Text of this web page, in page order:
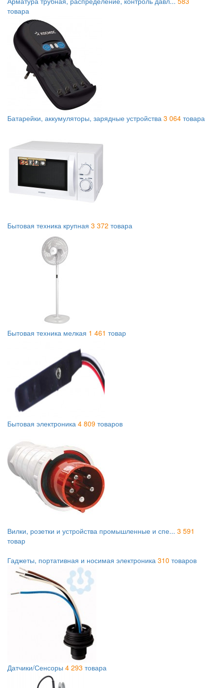
товара
Батарейки, аккумуляторы, зарядные устройства 3 064 товара
Бытовая техника крупная 3 372 товара
Бытовая техника мелкая 1 461 товар
Бытовая электроника 4 809 товаров
Вилки, розетки и устройства промышленные и спе... 3 591
товар
Гаджеты, портативная и носимая электроника 310 товаров
Датчики/Сенсоры 4 293 товара